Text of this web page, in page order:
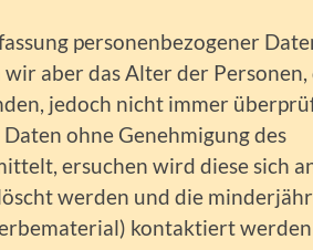
personenbezogener
aber das Alter der Personen,
jedoch nicht immer
ohne Genehmigung des
ersuchen wird diese sich
werden und die
kontaktiert